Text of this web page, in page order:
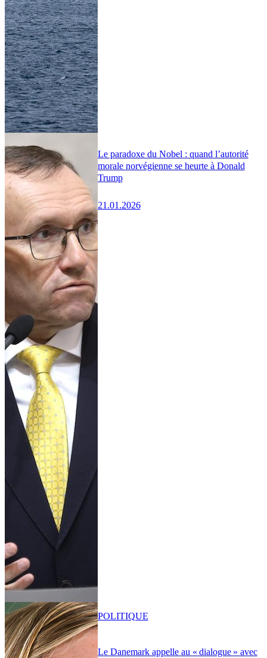
Le paradoxe du Nobel : quand l’autorité
morale norvégienne se heurte à Donald
Trump
21.01.2026
Le Danemark appelle au « dialogue » avec
POLITIQUE